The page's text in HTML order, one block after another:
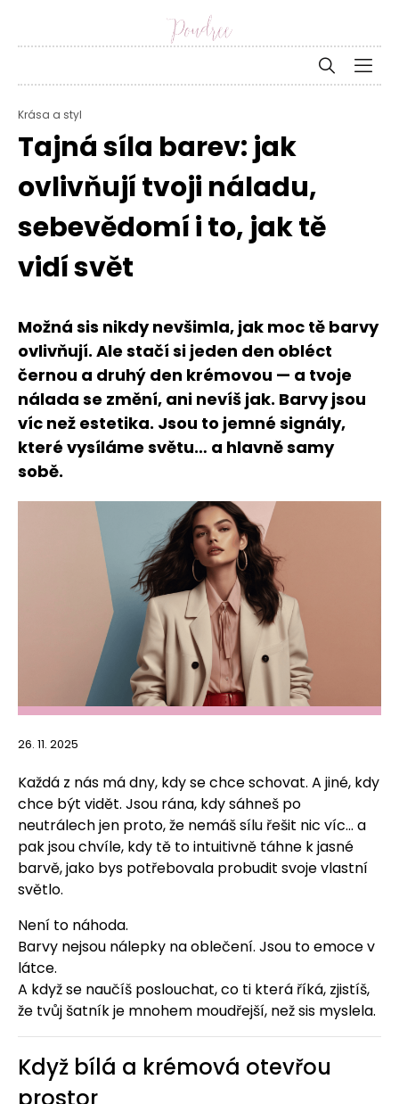
Krása a styl
Tajná síla barev: jak
ovlivňují tvoji náladu,
sebevědomí i to, jak tě
vidí svět
Možná sis nikdy nevšimla, jak moc tě barvy
ovlivňují. Ale stačí si jeden den obléct
černou a druhý den krémovou — a tvoje
nálada se změní, ani nevíš jak. Barvy jsou
víc než estetika. Jsou to jemné signály,
které vysíláme světu… a hlavně samy
sobě.
26. 11. 2025
Každá z nás má dny, kdy se chce schovat. A jiné, kdy
chce být vidět. Jsou rána, kdy sáhneš po
neutrálech jen proto, že nemáš sílu řešit nic víc… a
pak jsou chvíle, kdy tě to intuitivně táhne k jasné
barvě, jako bys potřebovala probudit svoje vlastní
světlo.
Není to náhoda.
Barvy nejsou nálepky na oblečení. Jsou to emoce v
látce.
A když se naučíš poslouchat, co ti která říká, zjistíš,
že tvůj šatník je mnohem moudřejší, než sis myslela.
Když bílá a krémová otevřou
prostor